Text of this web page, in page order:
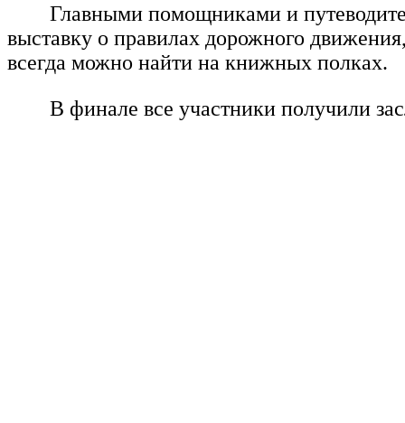
Главными помощниками и
выставку о правилах дорожного
всегда можно найти на книжных полках.
В финале все участники получили